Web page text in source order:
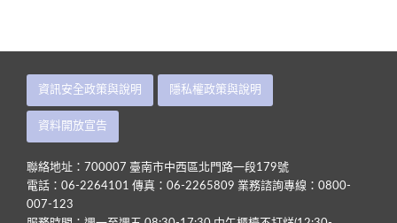
資訊安全政策與說明 隱私權政策與說明
資料開放宣告
聯絡地址：700007 臺南市中西區北門路一段179號
電話：06-2264101 傳真：06-2265809 業務諮詢專線：0800-
007-123